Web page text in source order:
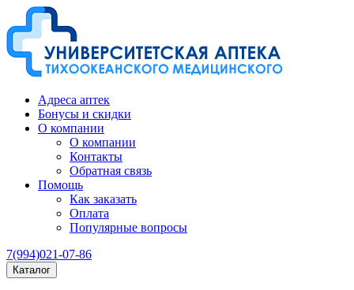
Адреса аптек
Бонусы и скидки
О компании
О компании
Контакты
Обратная связь
Помощь
Как заказать
Оплата
Популярные вопросы
7(994)021-07-86
Каталог